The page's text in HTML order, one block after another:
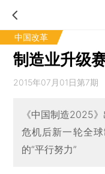
中国改革
制造业升级
2015年07月01日第7期
《中国制造2025
危机后新一轮全
的“平行努力”